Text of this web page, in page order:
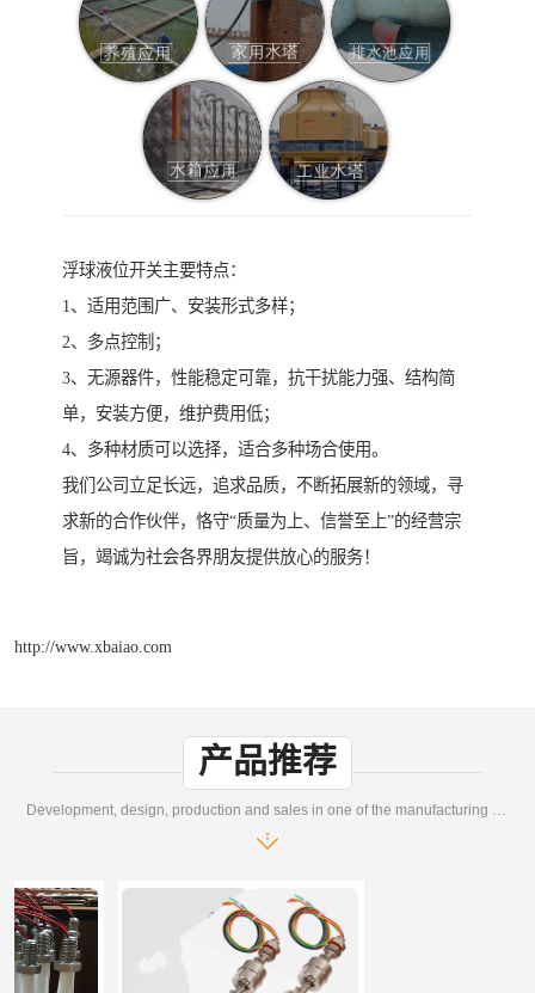
浮球液位开关主要特点：
1、适用范围广、安装形式多样；
2、多点控制；
3、无源器件，性能稳定可靠，抗干扰能力强、结构简
单，安装方便，维护费用低；
4、多种材质可以选择，适合多种场合使用。
我们公司立足长远，追求品质，不断拓展新的领域，寻
求新的合作伙伴，恪守“质量为上、信誉至上”的经营宗
旨，竭诚为社会各界朋友提供放心的服务！
http://www.xbaiao.com
产品推荐